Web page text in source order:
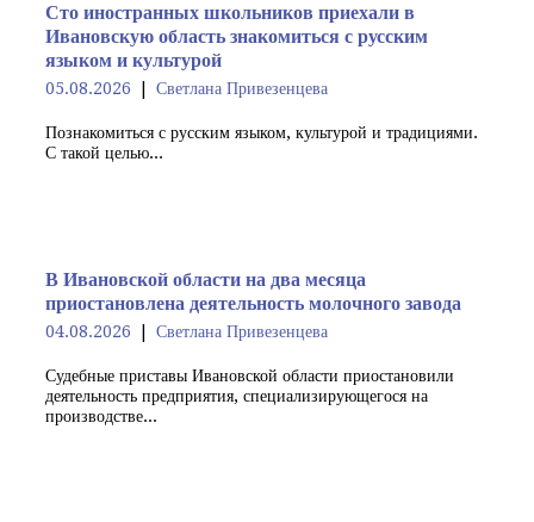
Сто иностранных школьников приехали в
Ивановскую область знакомиться с русским
языком и культурой
05.08.2026 Светлана Привезенцева
Познакомиться с русским языком, культурой и традициями.
С такой целью...
В Ивановской области на два месяца
приостановлена деятельность молочного завода
04.08.2026 Светлана Привезенцева
Судебные приставы Ивановской области приостановили
деятельность предприятия, специализирующегося на
производстве...